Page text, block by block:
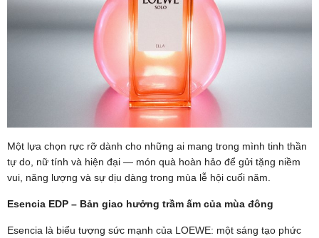
Một lựa chọn rực rỡ dành cho những ai mang trong mình tinh thần
tự do, nữ tính và hiện đại — món quà hoàn hảo để gửi tặng niềm
vui, năng lượng và sự dịu dàng trong mùa lễ hội cuối năm.
Esencia EDP – Bản giao hưởng trầm ấm của mùa đông
Esencia là biểu tượng sức mạnh của LOEWE: một sáng tạo phức